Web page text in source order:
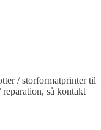
/ storformatprinter til
så kontakt